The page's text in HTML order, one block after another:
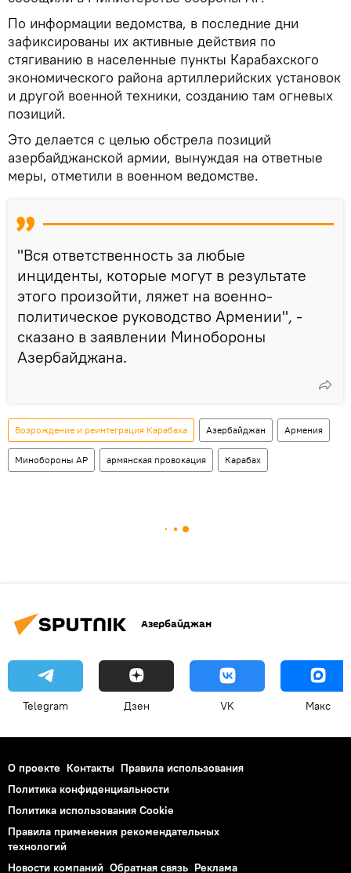
По информации ведомства, в последние дни
зафиксированы их активные действия по
стягиванию в населенные пункты Карабахского
экономического района артиллерийских установок
и другой военной техники, созданию там огневых
позиций.
Это делается с целью обстрела позиций
азербайджанской армии, вынуждая на ответные
меры, отметили в военном ведомстве.
"Вся ответственность за любые
инциденты, которые могут в результате
этого произойти, ляжет на военно-
политическое руководство Армении", -
сказано в заявлении Минобороны
Азербайджана.
Возрождение и реинтеграция Карабаха Азербайджан Армения
Минобороны АР армянская провокация Карабах
Азербайджан
Telegram Дзен VK Макс
О проекте Контакты Правила использования
Политика конфиденциальности
Политика использования Cookie
Правила применения рекомендательных
технологий
Новости компаний Обратная связь Реклама